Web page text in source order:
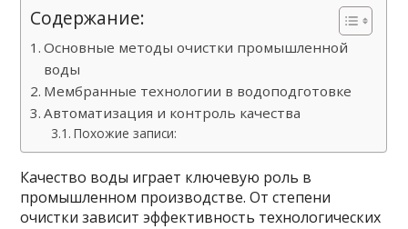
Содержание:
Основные методы очистки промышленной
воды
Мембранные технологии в водоподготовке
Автоматизация и контроль качества
Похожие записи:
Качество воды играет ключевую роль в
промышленном производстве. От степени
очистки зависит эффективность технологических